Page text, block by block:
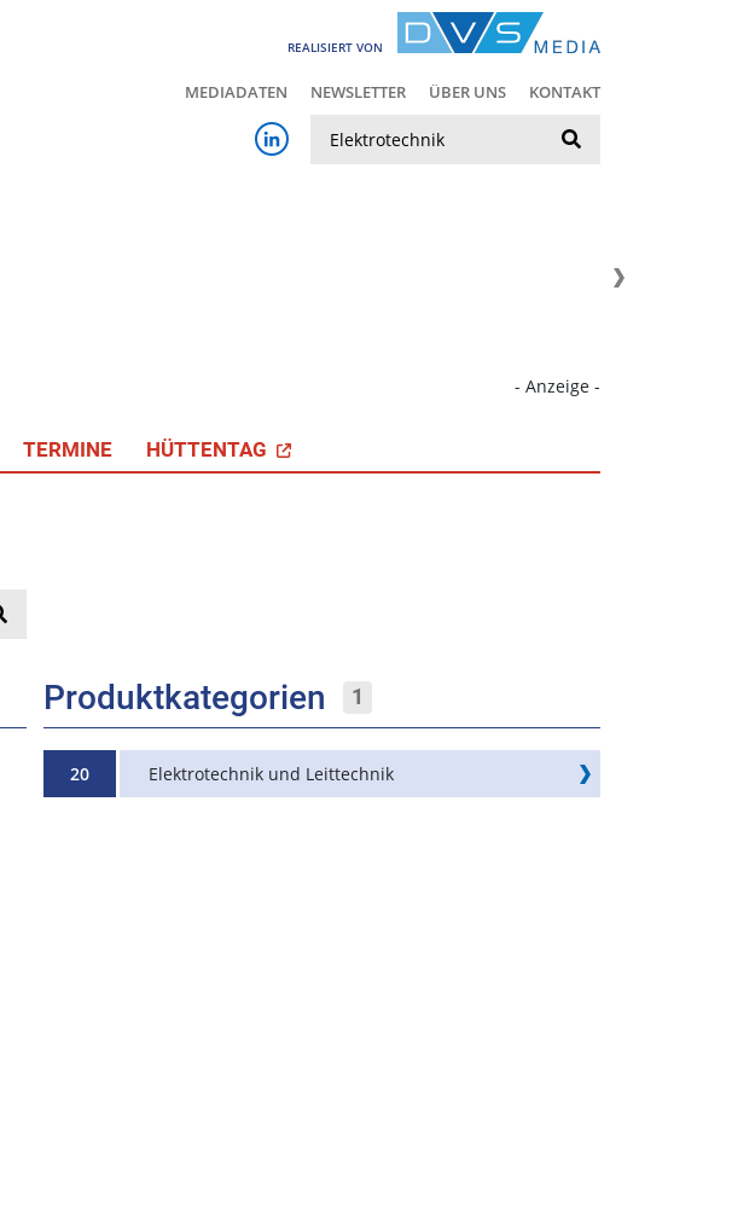
REALISIERT VON
MEDIADATEN NEWSLETTER ÜBER UNS KONTAKT
- Anzeige -
TERMINE HÜTTENTAG
Produktkategorien 1
20 Elektrotechnik und Leittechnik